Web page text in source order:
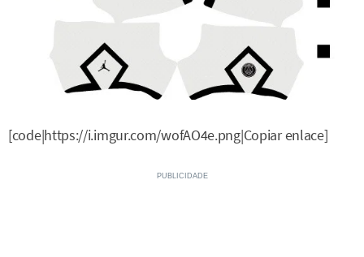
[code|https://i.imgur.com/wofAO4e.png|Copiar enlace]